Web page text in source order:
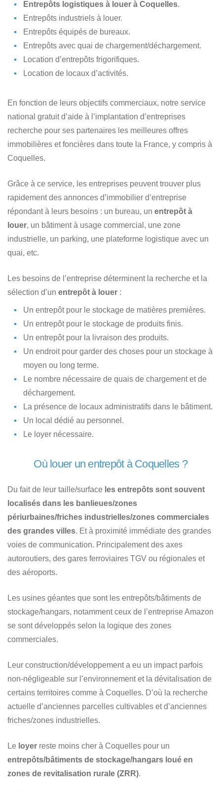
Entrepôts logistiques à louer à Coquelles.
Entrepôts industriels à louer.
Entrepôts équipés de bureaux.
Entrepôts avec quai de chargement/déchargement.
Location d’entrepôts frigorifiques.
Location de locaux d’activités.
En fonction de leurs objectifs commerciaux, notre service
national gratuit d’aide à l’implantation d’entreprises
recherche pour ses partenaires les meilleures offres
immobilières et foncières dans toute la France, y compris à
Coquelles.
Grâce à ce service, les entreprises peuvent trouver plus
rapidement des annonces d’immobilier d’entreprise
répondant à leurs besoins : un bureau, un entrepôt à
louer, un bâtiment à usage commercial, une zone
industrielle, un parking, une plateforme logistique avec un
quai, etc.
Les besoins de l’entreprise déterminent la recherche et la
sélection d’un entrepôt à louer :
Un entrepôt pour le stockage de matières premières.
Un entrepôt pour le stockage de produits finis.
Un entrepôt pour la livraison des produits.
Un endroit pour garder des choses pour un stockage à
moyen ou long terme.
Le nombre nécessaire de quais de chargement et de
déchargement.
La présence de locaux administratifs dans le bâtiment.
Un local dédié au personnel.
Le loyer nécessaire.
Où louer un entrepôt à Coquelles ?
Du fait de leur taille/surface les entrepôts sont souvent
localisés dans les banlieues/zones
périurbaines/friches industrielles/zones commerciales
des grandes villes. Et à proximité immédiate des grandes
voies de communication. Principalement des axes
autoroutiers, des gares ferroviaires TGV ou régionales et
des aéroports.
Les usines géantes que sont les entrepôts/bâtiments de
stockage/hangars, notamment ceux de l’entreprise Amazon
se sont développés selon la logique des zones
commerciales.
Leur construction/développement a eu un impact parfois
non-négligeable sur l’environnement et la dévitalisation de
certains territoires comme à Coquelles. D’où la recherche
actuelle d’anciennes parcelles cultivables et d’anciennes
friches/zones industrielles.
Le loyer reste moins cher à Coquelles pour un
entrepôts/bâtiments de stockage/hangars loué en
zones de revitalisation rurale (ZRR).